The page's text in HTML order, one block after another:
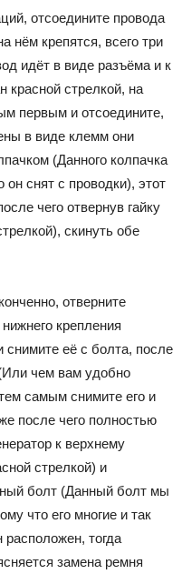
отсоедините провода
нём крепятся, всего три
идёт в виде разъёма и к
красной стрелкой, на
первым и отсоедините,
в виде клемм они
(Данного колпачка
снят с проводки), этот
чего отвернув гайку
скинуть обе
отверните
крепления
снимите её с болта, после
чем вам удобно
самым снимите его и
после чего полностью
к верхнему
стрелкой) и
болт (Данный болт мы
что его многие и так
расположен, тогда
замена ремня